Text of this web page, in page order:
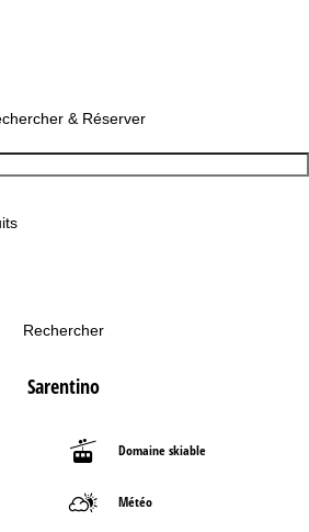
& Réserver
Rechercher
Sarentino
Domaine skiable
Météo